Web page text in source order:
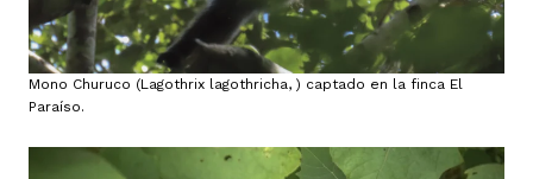
Mono Churuco (Lagothrix lagothricha, ) captado en la finca El
Paraíso.